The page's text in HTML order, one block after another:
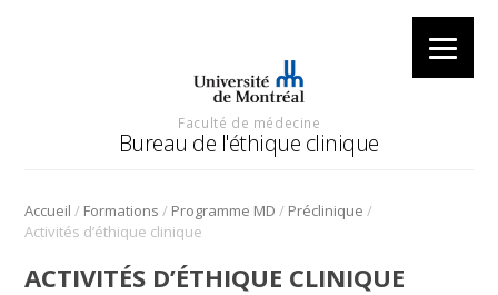
Faculté de médecine
Bureau de l'éthique clinique
Accueil / Formations / Programme MD / Préclinique /
Activités d’éthique clinique
ACTIVITÉS D’ÉTHIQUE CLINIQUE